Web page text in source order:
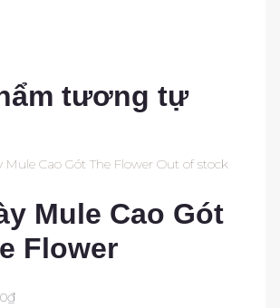
tương tự
Out of stock
Mule Cao Gót
Flower
₫